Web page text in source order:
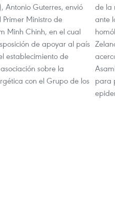
Antonio Guterres, envió
Primer Ministro de
Minh Chinh, en el cual
de apoyar al país
establecimiento de
sobre la
con el Grupo de los
de la
ante
para